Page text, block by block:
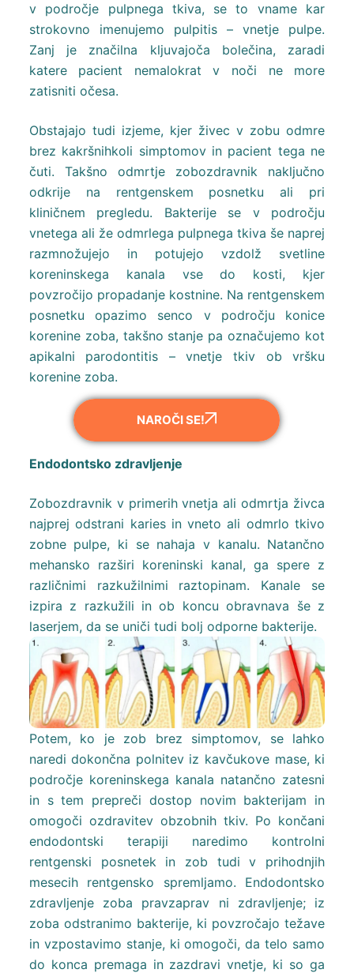
v področje pulpnega tkiva, se to vname kar
strokovno imenujemo pulpitis – vnetje pulpe.
Zanj je značilna kljuvajoča bolečina, zaradi
katere pacient nemalokrat v noči ne more
zatisniti očesa.
Obstajajo tudi izjeme, kjer živec v zobu odmre
brez kakršnihkoli simptomov in pacient tega ne
čuti. Takšno odmrtje zobozdravnik naključno
odkrije na rentgenskem posnetku ali pri
kliničnem pregledu. Bakterije se v področju
vnetega ali že odmrlega pulpnega tkiva še naprej
razmnožujejo in potujejo vzdolž svetline
koreninskega kanala vse do kosti, kjer
povzročijo propadanje kostnine. Na rentgenskem
posnetku opazimo senco v področju konice
korenine zoba, takšno stanje pa označujemo kot
apikalni parodontitis – vnetje tkiv ob vršku
korenine zoba.
NAROČI SE!
Endodontsko zdravljenje
Zobozdravnik v primerih vnetja ali odmrtja živca
najprej odstrani karies in vneto ali odmrlo tkivo
zobne pulpe, ki se nahaja v kanalu. Natančno
mehansko razširi koreninski kanal, ga spere z
različnimi razkužilnimi raztopinam. Kanale se
izpira z razkužili in ob koncu obravnava še z
laserjem, da se uniči tudi bolj odporne bakterije.
Potem, ko je zob brez simptomov, se lahko
naredi dokončna polnitev iz kavčukove mase, ki
področje koreninskega kanala natančno zatesni
in s tem prepreči dostop novim bakterijam in
omogoči ozdravitev obzobnih tkiv. Po končani
endodontski terapiji naredimo kontrolni
rentgenski posnetek in zob tudi v prihodnjih
mesecih rentgensko spremljamo. Endodontsko
zdravljenje zoba pravzaprav ni zdravljenje; iz
zoba odstranimo bakterije, ki povzročajo težave
in vzpostavimo stanje, ki omogoči, da telo samo
do konca premaga in zazdravi vnetje, ki so ga